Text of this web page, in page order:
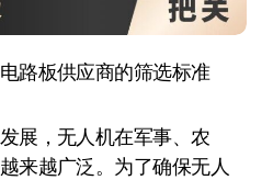
电路板供应商的筛选标准
展，无人机在军事、农
来越广泛。为了确保无人